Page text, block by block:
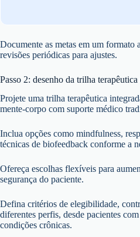
Documente as metas em um formato
revisões periódicas para ajustes.
Passo 2: desenho da trilha
Projete uma trilha terapêutica
mente-corpo com suporte médico
Inclua opções como mindfulness,
técnicas de biofeedback conforme a
Ofereça escolhas flexíveis para
segurança do paciente.
Defina critérios de elegibilidade,
diferentes perfis, desde pacientes
condições crônicas.